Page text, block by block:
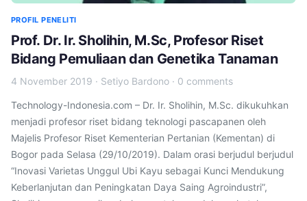
PROFIL PENELITI
Prof. Dr. Ir. Sholihin, M.Sc, Profesor Riset
Bidang Pemuliaan dan Genetika Tanaman
4 November 2019 · Setiyo Bardono · 0 comments
Technology-Indonesia.com – Dr. Ir. Sholihin, M.Sc. dikukuhkan
menjadi profesor riset bidang teknologi pascapanen oleh
Majelis Profesor Riset Kementerian Pertanian (Kementan) di
Bogor pada Selasa (29/10/2019). Dalam orasi berjudul berjudul
“Inovasi Varietas Unggul Ubi Kayu sebagai Kunci Mendukung
Keberlanjutan dan Peningkatan Daya Saing Agroindustri”,